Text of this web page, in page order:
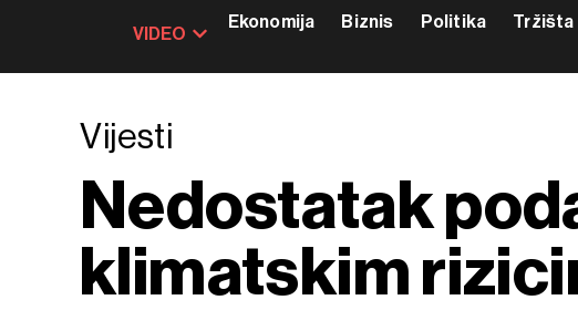
VIDEO
Ekonomija Biznis Politika Tržišta
Vijesti
Nedostatak
klimatskim